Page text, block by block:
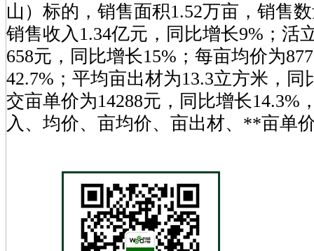
山）标的，销售面积1.52万亩，销售
销售收入1.34亿元，同比增长9%；活
658元，同比增长15%；每亩均价为
42.7%；平均亩出材为13.3立方米，
交亩单价为14288元，同比增长14.3%
入、均价、亩均价、亩出材、**亩单